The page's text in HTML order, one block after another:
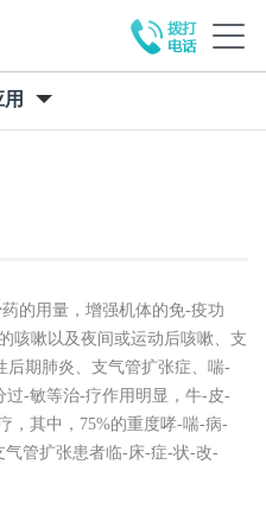
的用量，增强机体的免-疫功
咳嗽以及夜间或运动后咳嗽、支
期肺炎、支气管扩张症、喘-
-敏等治-疗作用明显，牛-皮-
，其中，75%的重度哮-喘-病-
管扩张患者临-床-症-状-改-